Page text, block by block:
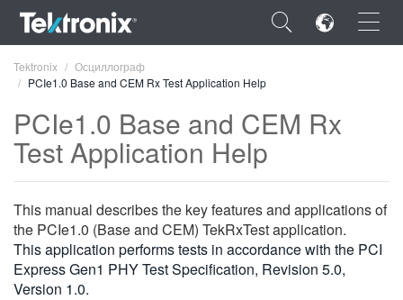
×
FRANÇAIS
DEUTSCH
VIỆT NAM
Tektronix
Осциллограф
PCIe1.0 Base and CEM Rx Test Application Help
PCIe1.0 Base and CEM Rx
Test Application Help
This manual describes the key features and applications of
the PCIe1.0 (Base and CEM) TekRxTest application.
This application performs tests in accordance with the PCI
Express Gen1 PHY Test Specification, Revision 5.0,
Version 1.0.